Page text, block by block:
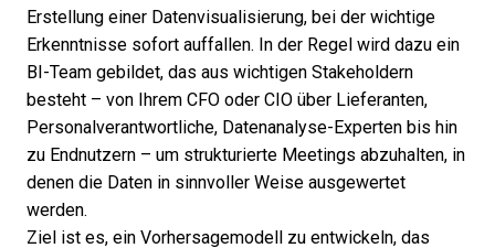
Erstellung einer Datenvisualisierung, bei der wichtige
Erkenntnisse sofort auffallen. In der Regel wird dazu ein
BI-Team gebildet, das aus wichtigen Stakeholdern
besteht – von Ihrem CFO oder CIO über Lieferanten,
Personalverantwortliche, Datenanalyse-Experten bis hin
zu Endnutzern – um strukturierte Meetings abzuhalten, in
denen die Daten in sinnvoller Weise ausgewertet
werden.
Ziel ist es, ein Vorhersagemodell zu entwickeln, das